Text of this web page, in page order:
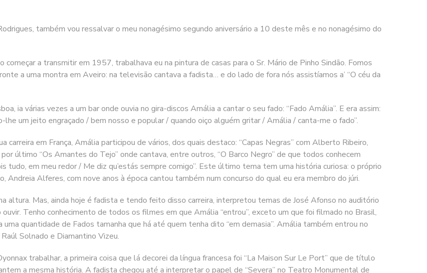
também vou ressalvar o meu nonagésimo segundo aniversário a 10 deste mês e no nonagésimo do
a transmitir em 1957, trabalhava eu na pintura de casas para o Sr. Mário de Pinho Sindão. Fomos
a uma montra em Aveiro: na televisão cantava a fadista… e do lado de fora nós assistíamos a’ “O céu da
vezes a um bar onde ouvia no gira-discos Amália a cantar o seu fado: “Fado Amália”. E era assim:
um jeito engraçado / bem nosso e popular / quando oiço alguém gritar / Amália / canta-me o fado”.
em França, Amália participou de vários, dos quais destaco: “Capas Negras” com Alberto Ribeiro,
último “Os Amantes do Tejo” onde cantava, entre outros, “O Barco Negro” de que todos conhecem
tudo, em meu redor / Me diz qu’estás sempre comigo”. Este último tema tem uma história curiosa: o próprio
Andreia Alferes, com nove anos à época cantou também num concurso do qual eu era membro do júri.
Mas, ainda hoje é fadista e tendo feito disso carreira, interpretou temas de José Afonso no auditório
Tenho conhecimento de todos os filmes em que Amália “entrou”, exceto um que foi filmado no Brasil,
quantidade de Fados tamanha que há até quem tenha dito “em demasia”. Amália também entrou no
Solnado e Diamantino Vizeu.
trabalhar, a primeira coisa que lá decorei da língua francesa foi “La Maison Sur Le Port” que de título
a mesma história. A fadista chegou até a interpretar o papel de “Severa” no Teatro Monumental de